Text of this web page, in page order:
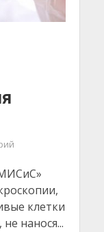
клетки
нанося...